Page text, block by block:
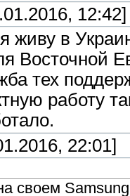
12:42]
живу в
Восточной
тех
работу
22:01]
своем